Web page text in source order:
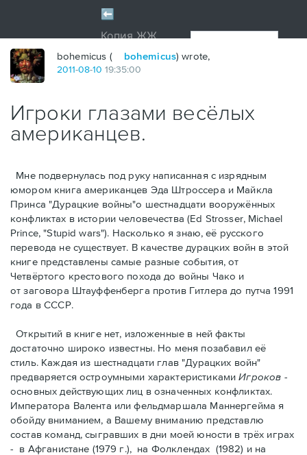
bohemicus ( bohemicus) wrote,
2011-08-10 19:35:00
Игроки глазами весёлых
американцев.
Мне подвернулась под руку написанная с изрядным
юмором книга американцев Эдa Штроссерa и Майклa
Принсa "Дурацкие войны"о шестнадцати вооружённых
конфликтах в истории человечества (Ed Strosser, Michael
Prince, "Stupid wars"). Насколько я знаю, её русского
перевода не существует. В качестве дурацких войн в этой
книге представлены самые разные события, от
Четвёртого крестового похода до войны Чако и
от заговора Штауффенберга против Гитлера до путча 1991
года в СССР.
Открытий в книге нет, изложенные в ней факты
достаточно широко известны. Но меня позабавил её
стиль. Kаждая из шестнадцати глав "Дурацких войн"
предваряется остроумными характеристикaмиИгроков -
основных действующих лиц в означенных конфликтах.
Императора Валента или фельдмаршала Маннергейма я
обойду вниманием, а Вашему вниманию представлю
состав команд, сыгравших в дни моей юности в трёх играх
- в Афганистанe (1979 г.), нa Фолклендax (1982) и на